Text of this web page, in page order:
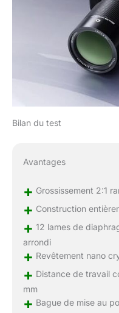
Bilan du test
Avantages
+ Grossissement 2:1
+ Construction
+ 12 lames de
arrondi
+ Revêtement nano
+ Distance de travail
mm
+ Bague de mise au